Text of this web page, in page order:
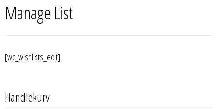
Manage List
[wc_wishlists_edit]
Handlekurv